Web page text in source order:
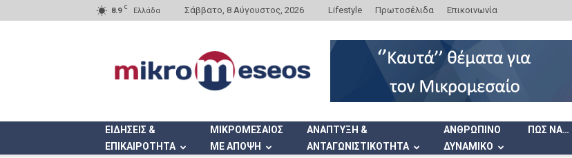
8.9 C Ελλάδα Σάββατο, 8 Αύγουστος, 2026 Lifestyle Πρωτοσέλιδα Επικοινωνία
ΕΙΔΗΣΕΙΣ &
ΕΠΙΚΑΙΡΟΤΗΤΑ
ΜΙΚΡΟΜΕΣΑΙΟΣ
ΜΕ ΑΠΟΨΗ
ΑΝΑΠΤΥΞΗ &
ΑΝΤΑΓΩΝΙΣΤΙΚΟΤΗΤΑ
ΑΝΘΡΩΠΙΝΟ
ΔΥΝΑΜΙΚΟ
ΠΩΣ ΝΑ…